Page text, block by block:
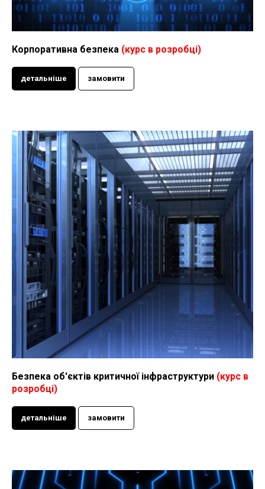
Корпоративна безпека (курс в розробці)
детальніше замовити
Безпека об'єктів критичної інфраструктури (курс в
розробці)
детальніше замовити